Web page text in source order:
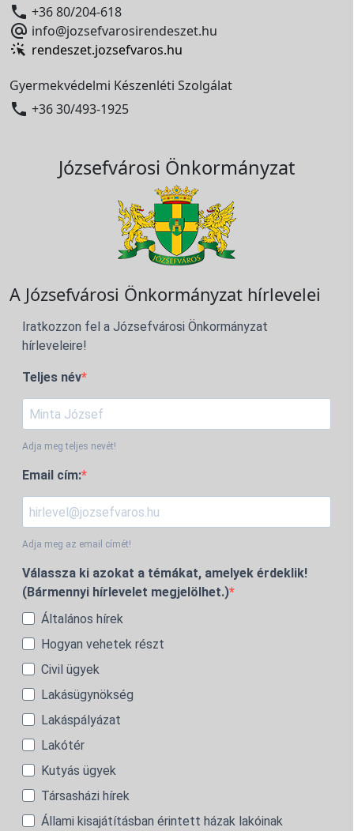
 +36 80/204-618
 info@jozsefvarosirendeszet.hu
rendeszet.jozsefvaros.hu
Gyermekvédelmi Készenléti Szolgálat
 +36 30/493-1925
Józsefvárosi Önkormányzat
A Józsefvárosi Önkormányzat hírlevelei
Iratkozzon fel a Józsefvárosi Önkormányzat
hírleveleire!
Teljes név
Adja meg teljes nevét!
Email cím:
Adja meg az email címét!
Válassza ki azokat a témákat, amelyek érdeklik!
(Bármennyi hírlevelet megjelölhet.)
Általános hírek
Hogyan vehetek részt
Civil ügyek
Lakásügynökség
Lakáspályázat
Lakótér
Kutyás ügyek
Társasházi hírek
Állami kisajátításban érintett házak lakóinak